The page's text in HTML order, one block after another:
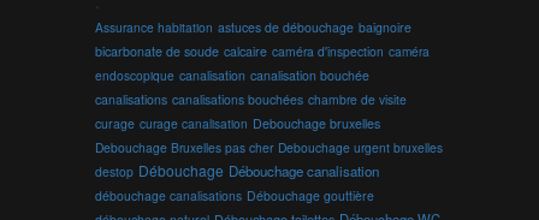
Assurance habitation astuces de débouchage baignoire
bicarbonate de soude calcaire caméra d'inspection caméra
endoscopique canalisation canalisation bouchée
canalisations canalisations bouchées chambre de visite
curage curage canalisation Debouchage bruxelles
Debouchage Bruxelles pas cher Debouchage urgent bruxelles
destop Débouchage Débouchage canalisation
débouchage canalisations Débouchage gouttière